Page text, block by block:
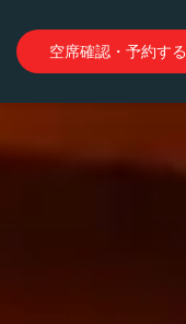
空席確認・予約する